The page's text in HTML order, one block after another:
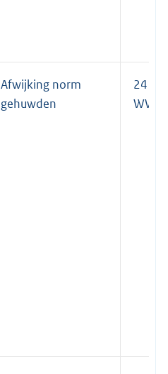
Afwijking norm
gehuwden
24
WWB